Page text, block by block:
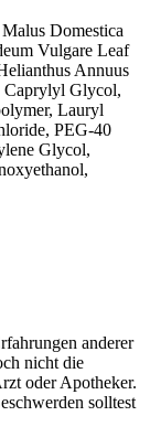
Domestica
Vulgare Leaf
Annuus
Caprylyl Glycol,
Lauryl
PEG-40
Glycol,
anderer
nicht die
oder Apotheker.
solltest